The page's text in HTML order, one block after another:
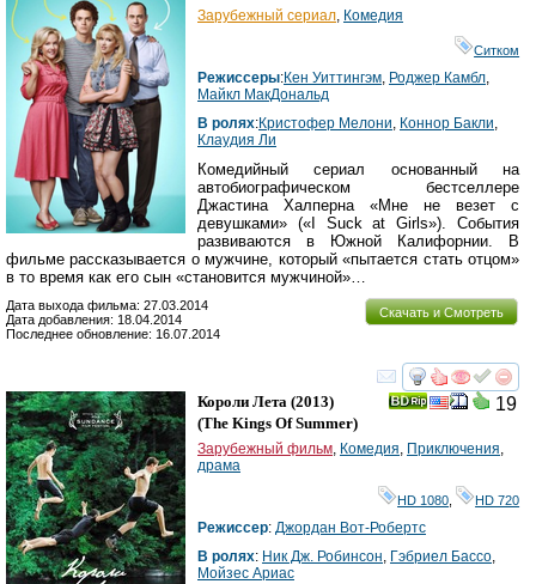
Зарубежный сериал Комедия
Ситком
Режиссеры:Кен Уиттингэм Роджер Камбл
Майкл МакДональд
В ролях:Кристофер Мелони Коннор Бакли
Клаудия Ли
Комедийный сериал основанный на
автобиографическом бестселлере
Джастина Халперна «Мне не везет с
девушками» («I Suck at Girls»). События
развиваются в Южной Калифорнии. В
фильме рассказывается о мужчине, который «пытается стать отцом»
в то время как его сын «становится мужчиной»…
Скачать и Смотреть
Дата выхода фильма: 27.03.2014
Дата добавления: 18.04.2014
Последнее обновление: 16.07.2014
смотреть
19
Короли Лета (2013)
(The Kings Of Summer)
Зарубежный фильм, Комедия, Приключения,
драма
HD 1080 HD 720
Режиссер: Джордан Вот-Робертс
В ролях: Ник Дж. Робинсон, Гэбриел Бассо,
Мойзес Ариас